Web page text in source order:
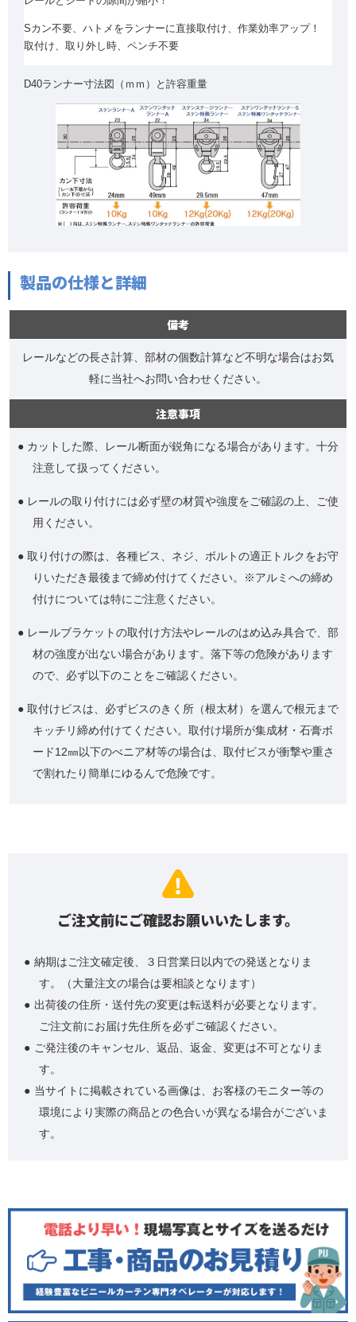
Sカン不要、ハトメをランナーに直接取付け、作業効率アップ！
取付け、取り外し時、ペンチ不要
D40ランナー寸法図（ｍｍ）と許容重量
製品の仕様と詳細
備考
レールなどの長さ計算、部材の個数計算など不明な場合はお気
軽に当社へお問い合わせください。
注意事項
● カットした際、レール断面が鋭角になる場合があります。十分
注意して扱ってください。
● レールの取り付けには必ず壁の材質や強度をご確認の上、ご使
用ください。
● 取り付けの際は、各種ビス、ネジ、ボルトの適正トルクをお守
りいただき最後まで締め付けてください。※アルミへの締め
付けについては特にご注意ください。
● レールブラケットの取付け方法やレールのはめ込み具合で、部
材の強度が出ない場合があります。落下等の危険があります
ので、必ず以下のことをご確認ください。
● 取付けビスは、必ずビスのきく所（根太材）を選んで根元まで
キッチリ締め付けてください。取付け場所が集成材・石膏ボ
ード12㎜以下のべニア材等の場合は、取付ビスが衝撃や重さ
で割れたり簡単にゆるんで危険です。
ご注文前にご確認お願いいたします。
納期はご注文確定後、３日営業日以内での発送となりま
す。（大量注文の場合は要相談となります）
出荷後の住所・送付先の変更は転送料が必要となります。
ご注文前にお届け先住所を必ずご確認ください。
ご発注後のキャンセル、返品、返金、変更は不可となりま
す。
当サイトに掲載されている画像は、お客様のモニター等の
環境により実際の商品との色合いが異なる場合がございま
す。